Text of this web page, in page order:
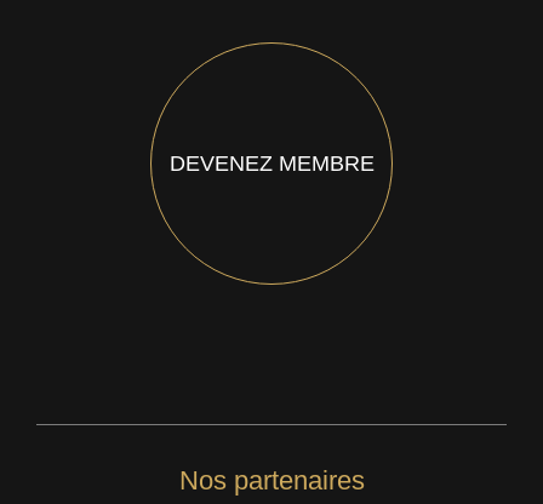
DEVENEZ MEMBRE
Nos partenaires